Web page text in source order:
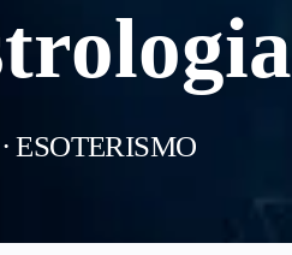
ESOTERISMO